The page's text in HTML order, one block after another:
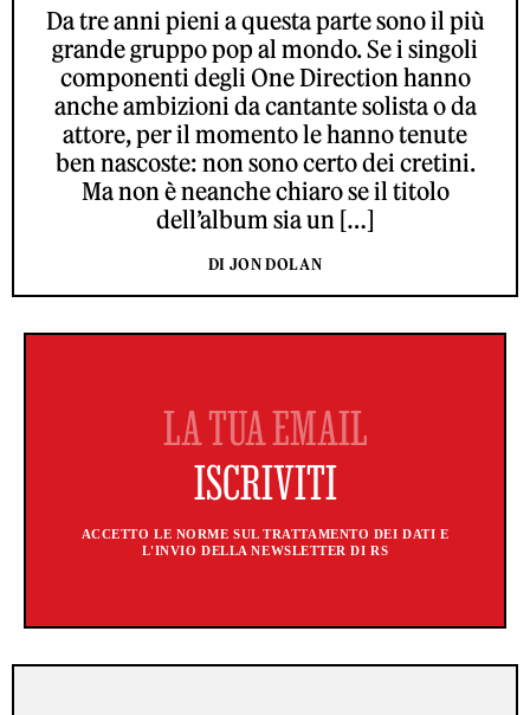
Da tre anni pieni a questa parte sono il più
grande gruppo pop al mondo. Se i singoli
componenti degli One Direction hanno
anche ambizioni da cantante solista o da
attore, per il momento le hanno tenute
ben nascoste: non sono certo dei cretini.
Ma non è neanche chiaro se il titolo
dell’album sia un […]
DI JON DOLAN
ACCETTO LE NORME SUL TRATTAMENTO DEI DATI E
L'INVIO DELLA NEWSLETTER DI RS